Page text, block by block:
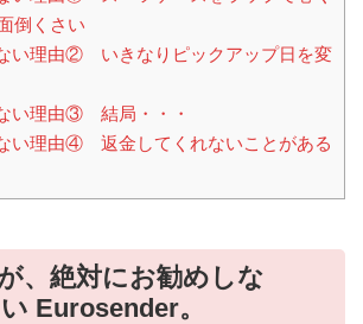
倒くさい
い理由② いきなりピックアップ日を変
い理由③ 結局・・・
い理由④ 返金してくれないことがある
、 絶対にお勧めしな
い Eurosender。